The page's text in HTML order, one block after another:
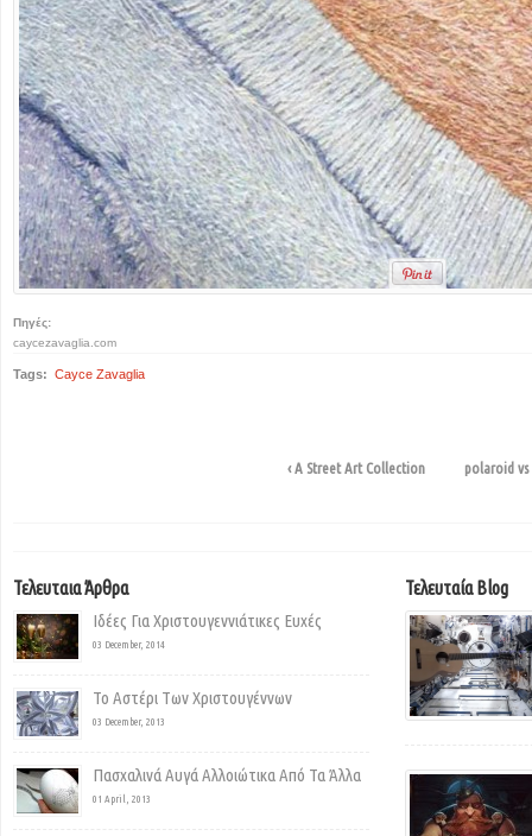
Πηγές:
caycezavaglia.com
Tags: Cayce Zavaglia
‹ A Street Art Collection polaroid
Τελευταια Άρθρα
Ιδέες Για Χριστουγεννιάτικες Ευχές
03 December, 2014
Το Αστέρι Των Χριστουγέννων
03 December, 2013
Πασχαλινά Αυγά Αλλοιώτικα Από Τα Άλλα
01 April, 2013
Τελευταία Blog